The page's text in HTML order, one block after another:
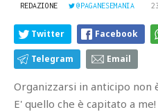
REDAZIONE @PAGANESEMANIA
Twitter Facebook
Telegram Email
Organizzarsi in anticipo
E' quello che è capitato a